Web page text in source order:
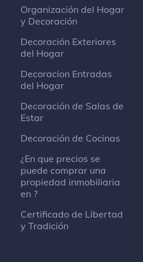
Organización del Hogar
y Decoración
Decoración Exteriores
del Hogar
Decoracion Entradas
del Hogar
Decoración de Salas de
Estar
Decoración de Cocinas
¿En que precios se
puede comprar una
propiedad inmobiliaria
en ?
Certificado de Libertad
y Tradición